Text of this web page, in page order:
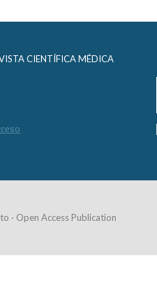
CIENTÍFICA MÉDICA
· Open Access Publication